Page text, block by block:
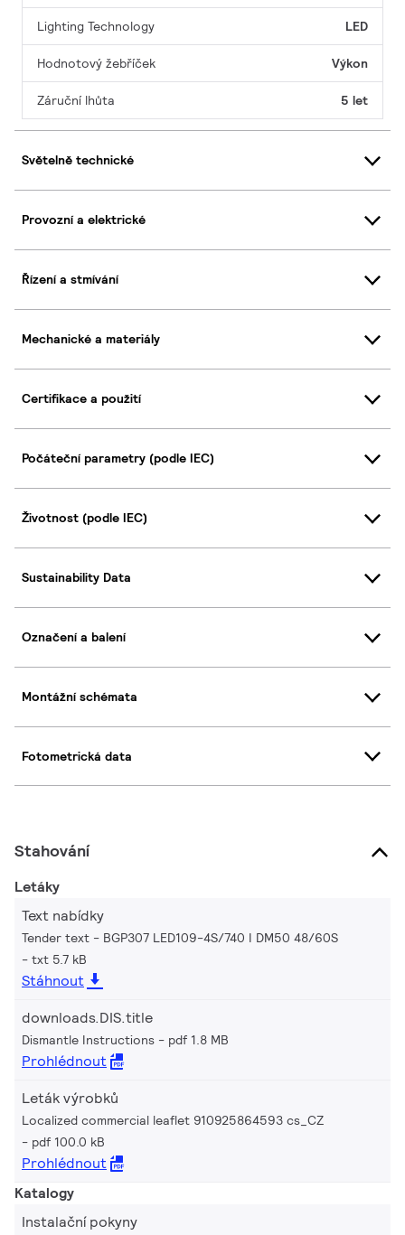
Lighting Technology LED
Hodnotový žebříček Výkon
Záruční lhůta 5 let
Světelně technické
Provozní a elektrické
Řízení a stmívání
Mechanické a materiály
Certifikace a použití
Počáteční parametry (podle IEC)
Životnost (podle IEC)
Sustainability Data
Označení a balení
Montážní schémata
Fotometrická data
Stahování
Letáky
Text nabídky
Tender text - BGP307 LED109-4S/740 I DM50 48/60S
txt 5.7 kB
Stáhnout
downloads.DIS.title
Dismantle Instructions pdf 1.8 MB
Prohlédnout
Leták výrobků
Localized commercial leaflet 910925864593 cs_CZ
pdf 100.0 kB
Prohlédnout
Katalogy
Instalační pokyny